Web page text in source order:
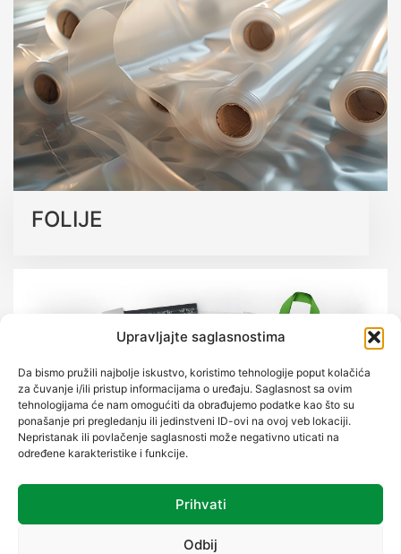
Upravljajte saglasnostima
Da bismo pružili najbolje iskustvo, koristimo tehnologije poput kolačića
za čuvanje i/ili pristup informacijama o uređaju. Saglasnost sa ovim
tehnologijama će nam omogućiti da obrađujemo podatke kao što su
ponašanje pri pregledanju ili jedinstveni ID-ovi na ovoj veb lokaciji.
Nepristanak ili povlačenje saglasnosti može negativno uticati na
određene karakteristike i funkcije.
Prihvati
Odbij
Kroz inovacije i reciklažne procese, osiguravamo rješenja
koja podržavaju održivu budućnost bez kompromisa na
kvalitetu.
Saznajte više o našim ekološkim rješenjima
FOLIJE
VREĆICE